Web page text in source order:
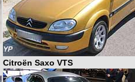
Citroën Saxo VTS